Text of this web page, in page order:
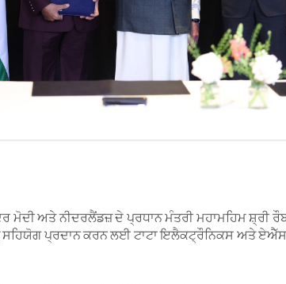
ਮੋਦੀ ਅਤੇ ਨੀਦਰਲੈਂਡਜ਼ ਦੇ ਪ੍ਰਧਾਨ ਮੰਤਰੀ ਮਹਾਮਹਿਮ ਸ਼੍ਰੀ
ਸਹਿਯੋਗ ਪ੍ਰਦਾਨ ਕਰਨ ਲਈ ਟਾਟਾ ਇਲੈਕਟ੍ਰੌਨਿਕਸ ਅਤੇ